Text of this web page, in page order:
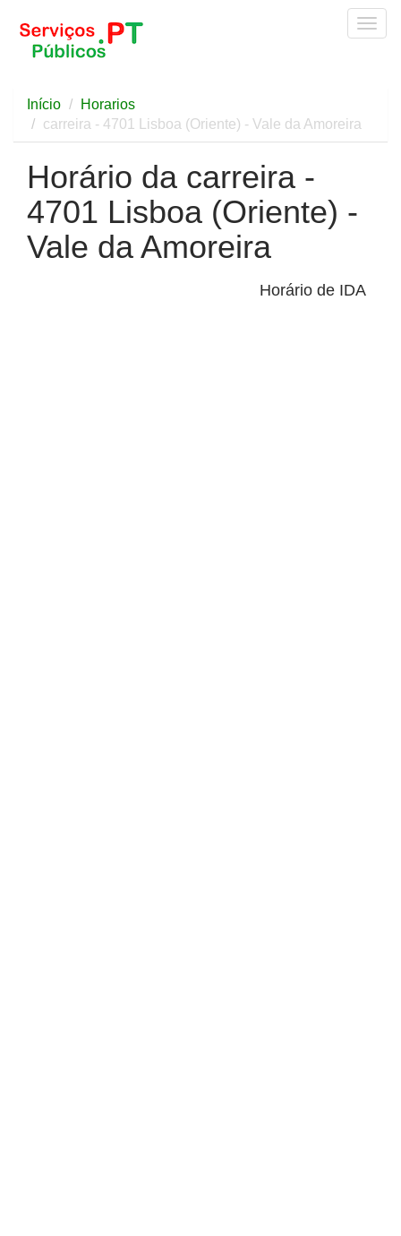
Início
Horarios
carreira - 4701 Lisboa (Oriente) - Vale da Amoreira
Horário da carreira -
4701 Lisboa (Oriente) -
Vale da Amoreira
Horário de IDA